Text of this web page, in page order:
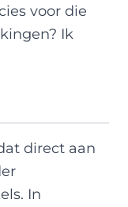
voor die
Ik
direct aan
In